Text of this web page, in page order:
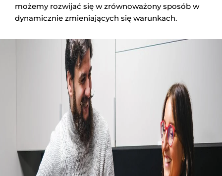
możemy rozwijać się w zrównoważony sposób w
dynamicznie zmieniających się warunkach.